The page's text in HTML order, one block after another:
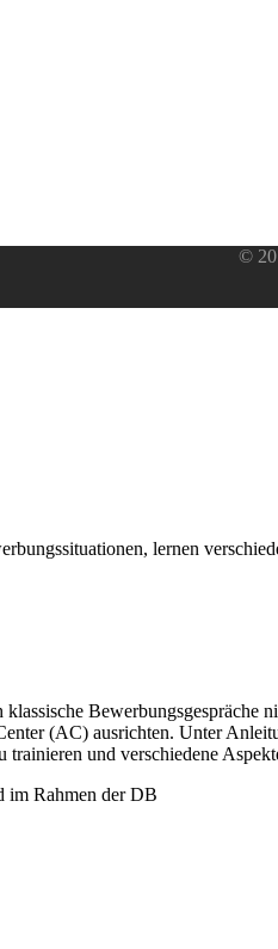
©
lernen
Bewerbungsgespräche
(AC) ausrichten. Unter
und verschiedene
im Rahmen der DB